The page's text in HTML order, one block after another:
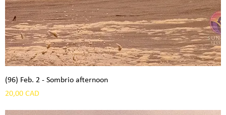
(96) Feb. 2 - Sombrio afternoon
Precio
20,00 CAD